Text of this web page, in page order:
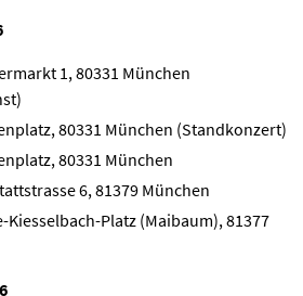
1, 80331 München
80331 München (Standkonzert)
80331 München
6, 81379 München
Kiesselbach-Platz (Maibaum), 81377